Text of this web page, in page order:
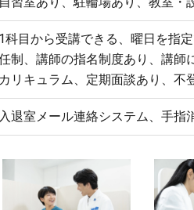
1科目から受講できる、曜日を指
制、講師の指名制度あり、講師
カリキュラム、定期面談あり、不
入退室メール連絡システム、手指